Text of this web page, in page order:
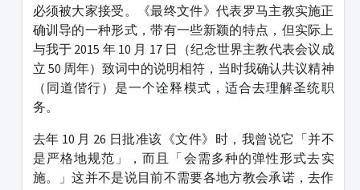
必须被大家接受。《最终文件》代表罗马主教实施正
确训导的一种形式，带有一些新颖的特点，但实际上
与我于 2015 年 10 月 17 日（纪念世界主教代表会议成
立 50 周年）致词中的说明相符，当时我确认共议精神
（同道偕行）是一个诠释模式，适合去理解圣统职
务。
去年 10 月 26 日批准该《文件》时，我曾说它「并不
是严格地规范」，而且「会需多种的弹性形式去实
施。」这并不是说目前不需要各地方教会承诺，去作